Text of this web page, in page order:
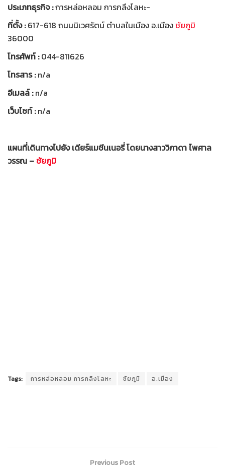
ประเภทธุรกิจ :การหล่อหลอม การกลึงโลหะ-
ที่ตั้ง :617-618 ถนนนิเวศรัตน์ ตำบลในเมือง อ.เมืองชัยภูมิ
36000
โทรศัพท์ :044-811626
โทรสาร :n/a
อีเมลล์ :n/a
เว็บไซท์ :n/a
แผนที่เดินทางไปยัง เดียร์แมชีนเนอรี่ โดยนางสาววิภาดา ไพศาล
วรรณ –ชัยภูมิ
Tags: การหล่อหลอม การกลึงโลหะ ชัยภูมิ อ.เมือง
Previous Post